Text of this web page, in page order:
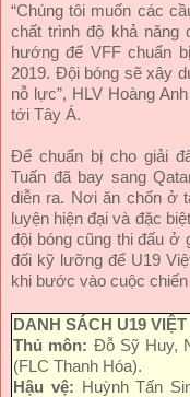
“Chúng tôi muốn các
chất trình độ khả năng
hướng để VFF chuẩn
2019. Đội bóng sẽ xây
nỗ lực”, HLV Hoàng
tới Tây Á.
Để chuẩn bị cho giải
Tuấn đã bay sang
diễn ra. Nơi ăn chốn ở
luyện hiện đại và đặc
đội bóng cũng thi đấu ở
đối kỹ lưỡng để U19
khi bước vào cuộc
DANH SÁCH U19
Thủ môn: Đỗ Sỹ Huy,
(FLC Thanh Hóa).
Hậu vệ: Huỳnh Tấn